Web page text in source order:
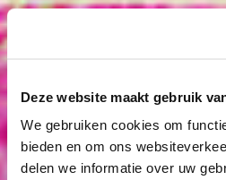
Deze website maakt gebruik
We gebruiken cookies om
bieden en om ons
delen we informatie over uw